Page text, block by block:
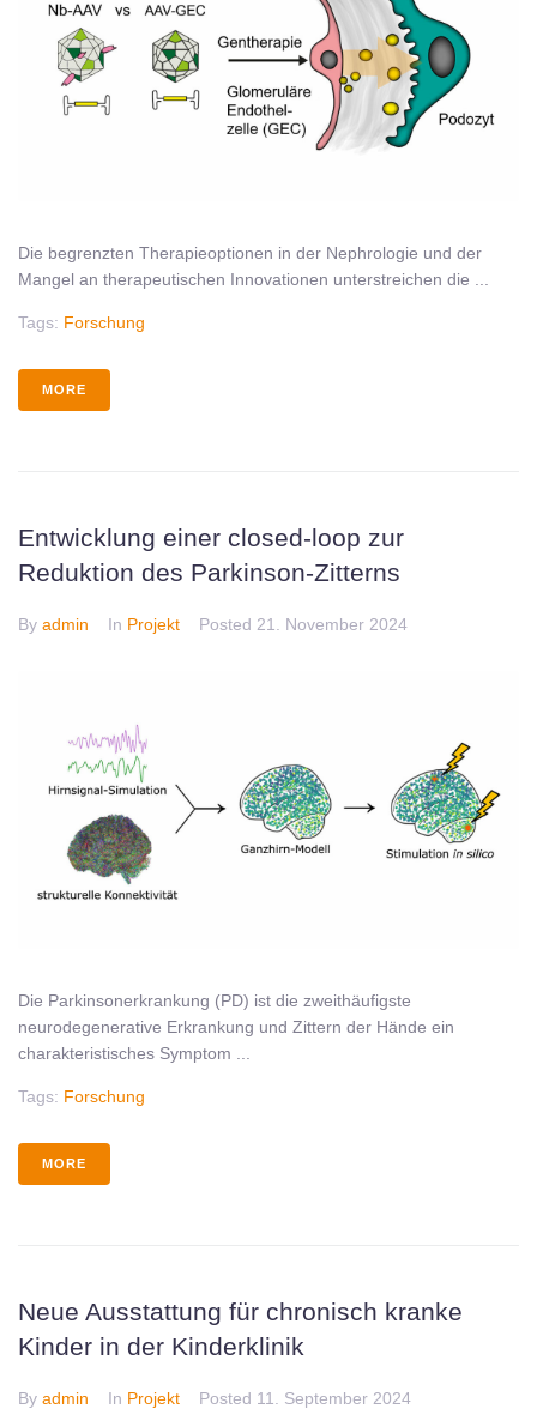
Die begrenzten Therapieoptionen in der Nephrologie und der
Mangel an therapeutischen Innovationen unterstreichen die ...
Tags: Forschung
MORE
Entwicklung einer closed-loop zur
Reduktion des Parkinson-Zitterns
By admin In Projekt Posted 21. November 2024
Die Parkinsonerkrankung (PD) ist die zweithäufigste
neurodegenerative Erkrankung und Zittern der Hände ein
charakteristisches Symptom ...
Tags: Forschung
MORE
Neue Ausstattung für chronisch kranke
Kinder in der Kinderklinik
By admin In Projekt Posted 11. September 2024